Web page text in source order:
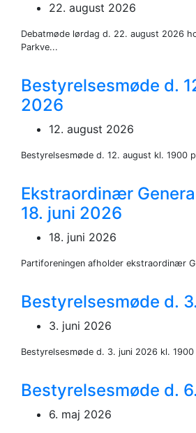
22. august 2026
Debatmøde lørdag d. 22. august 2026
Parkve...
Bestyrelsesmøde d.
2026
12. august 2026
Bestyrelsesmøde d. 12. august kl. 1900
Ekstraordinær
18. juni 2026
18. juni 2026
Partiforeningen afholder ekstraordinær
Bestyrelsesmøde d.
3. juni 2026
Bestyrelsesmøde d. 3. juni 2026 kl.
Bestyrelsesmøde d.
6. maj 2026